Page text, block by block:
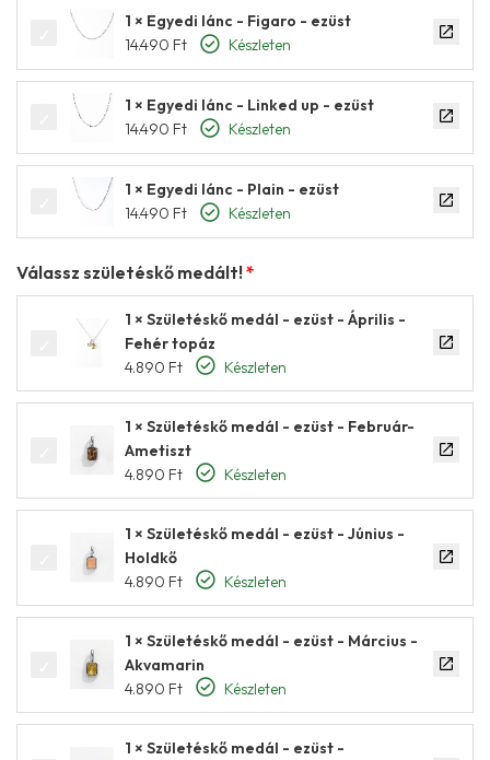
1 × Egyedi lánc - Figaro - ezüst
14.490 Ft Készleten
1 × Egyedi lánc - Linked up - ezüst
14.490 Ft Készleten
1 × Egyedi lánc - Plain - ezüst
14.490 Ft Készleten
Válassz születéskő medált!
1 × Születéskő medál - ezüst - Április -
Fehér topáz
4.890 Ft Készleten
1 × Születéskő medál - ezüst - Február-
Ametiszt
4.890 Ft Készleten
1 × Születéskő medál - ezüst - Június -
Holdkő
4.890 Ft Készleten
1 × Születéskő medál - ezüst - Március -
Akvamarin
4.890 Ft Készleten
1 × Születéskő medál - ezüst -